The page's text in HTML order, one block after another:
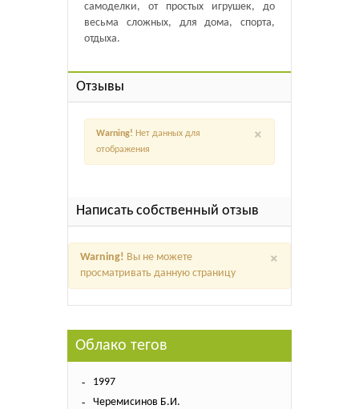
самоделки, от простых игрушек, до
весьма сложных, для дома, спорта,
отдыха.
Отзывы
×
Warning! Нет данных для
отображения
Написать собственный отзыв
×
Warning! Вы не можете
просматривать данную страницу
Облако тегов
1997
Черемисинов Б.И.